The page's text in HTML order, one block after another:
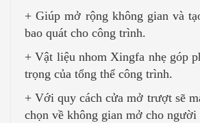
+ Giúp mở rộng không gian và
bao quát cho công trình.
+ Vật liệu nhom Xingfa nhẹ góp
trọng của tổng thể công trình.
+ Với quy cách cửa mở trượt sẽ
chọn về không gian mở cho người